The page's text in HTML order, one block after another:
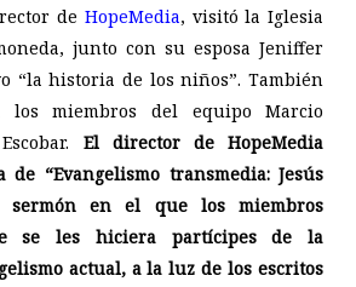
de HopeMedia, visitó la Iglesia
junto con su esposa Jeniffer
“la historia de los niños”. También
los miembros del equipo Marcio
El director de HopeMedia
de “Evangelismo transmedia: Jesús
sermón en el que los miembros
se les hiciera partícipes de la
actual, a la luz de los escritos